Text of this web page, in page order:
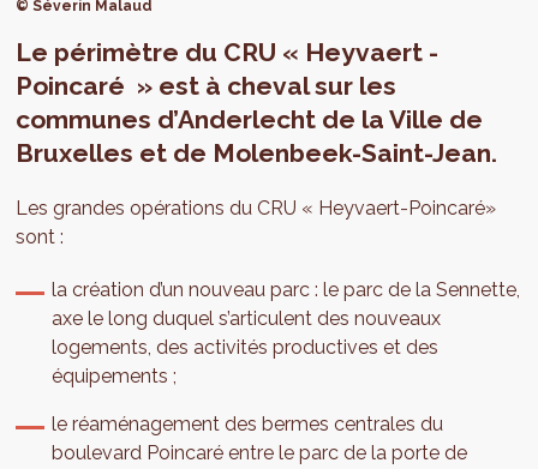
© Séverin Malaud
Le périmètre du CRU « Heyvaert -
Poincaré » est à cheval sur les
communes d’Anderlecht de la Ville de
Bruxelles et de Molenbeek-Saint-Jean.
Les grandes opérations du CRU « Heyvaert-Poincaré»
sont :
la création d’un nouveau parc : le parc de la Sennette,
axe le long duquel s’articulent des nouveaux
logements, des activités productives et des
équipements ;
le réaménagement des bermes centrales du
boulevard Poincaré entre le parc de la porte de